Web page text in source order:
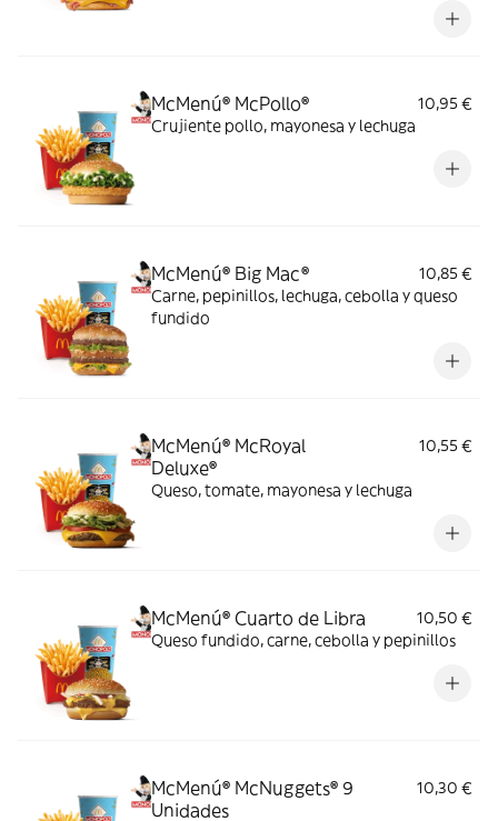
doble de cheddar, lechuga fresca y tiras de
McMenú® McPollo®
10,95 €
Crujiente pollo, mayonesa y lechuga
McMenú® Big Mac®
10,85 €
Carne, pepinillos, lechuga, cebolla y queso
fundido
McMenú® McRoyal
Deluxe®
10,55 €
Queso, tomate, mayonesa y lechuga
McMenú® Cuarto de Libra
10,50 €
Queso fundido, carne, cebolla y pepinillos
McMenú® McNuggets® 9
Unidades
10,30 €